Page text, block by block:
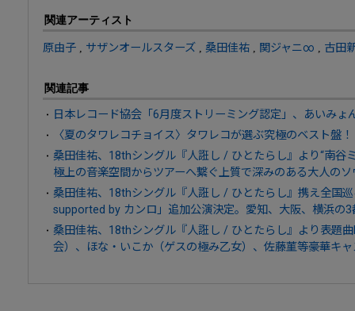
関連アーティスト
原由子 , サザンオールスターズ , 桑田佳祐 , 関ジャニ∞ , 古田
関連記事
日本レコード協会「6月度ストリーミング認定」、あいみょ
〈夏のタワレコチョイス〉タワレコが選ぶ究極のベスト盤！
桑田佳祐、18thシングル『人誑し / ひとたらし』より“南谷
極上の音楽空間からツアーへ繋ぐ上質で深みのある大人の
桑田佳祐、18thシングル『人誑し / ひとたらし』携え全国
supported by カンロ」追加公演決定。愛知、大阪、横浜の
桑田佳祐、18thシングル『人誑し / ひとたらし』より表題
会）、ほな・いこか（ゲスの極み乙女）、佐藤菫等豪華キ